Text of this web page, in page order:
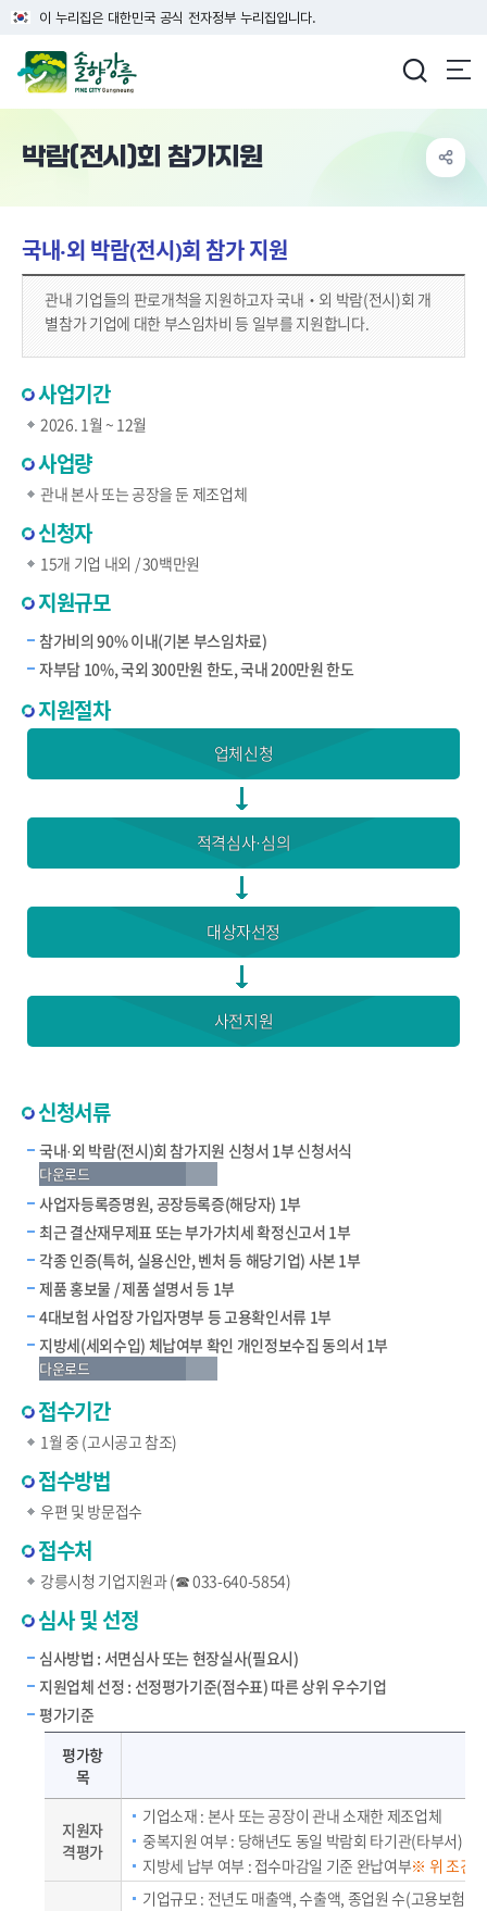
이 누리집은 대한민국 공식 전자정부 누리집입니다.
박람(전시)회 참가지원
국내‧외 박람(전시)회 참가 지원
관내 기업들의 판로개척을 지원하고자 국내‧외 박람(전시)회 개
별참가 기업에 대한 부스임차비 등 일부를 지원합니다.
사업기간
2026. 1월 ~ 12월
사업량
관내 본사 또는 공장을 둔 제조업체
신청자
15개 기업 내외 / 30백만원
지원규모
참가비의 90% 이내(기본 부스임차료)
자부담 10%, 국외 300만원 한도, 국내 200만원 한도
지원절차
업체신청
적격심사·심의
대상자선정
사전지원
신청서류
국내·외 박람(전시)회 참가지원 신청서 1부 신청서식
다운로드
사업자등록증명원, 공장등록증(해당자) 1부
최근 결산재무제표 또는 부가가치세 확정신고서 1부
각종 인증(특허, 실용신안, 벤처 등 해당기업) 사본 1부
제품 홍보물 / 제품 설명서 등 1부
4대보험 사업장 가입자명부 등 고용확인서류 1부
지방세(세외수입) 체납여부 확인 개인정보수집 동의서 1부
다운로드
접수기간
1월 중 (고시공고 참조)
접수방법
우편 및 방문접수
접수처
강릉시청 기업지원과 (☎ 033-640-5854)
심사 및 선정
심사방법 : 서면심사 또는 현장실사(필요시)
지원업체 선정 : 선정평가기준(점수표) 따른 상위 우수기업
평가기준
평가항
목
지원자
격평가
기업소재 : 본사 또는 공장이 관내 소재한 제조업체
중복지원 여부 : 당해년도 동일 박람회 타기관(타부서) 중
지방세 납부 여부 : 접수마감일 기준 완납여부※ 위 조건
기업규모 : 전년도 매출액, 수출액, 종업원 수(고용보험